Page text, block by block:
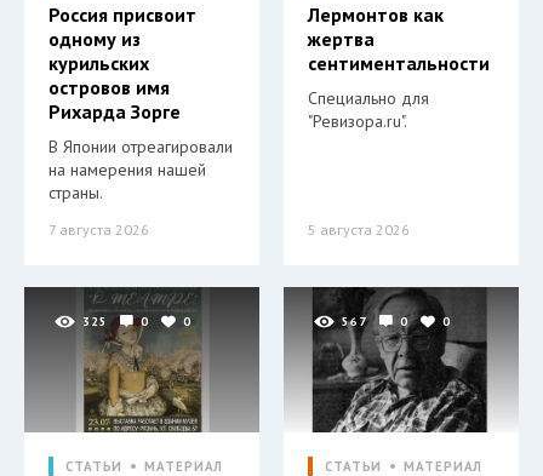
Россия присвоит
одному из
курильских
островов имя
Рихарда Зорге
В Японии отреагировали
на намерения нашей
страны.
7 августа 2026
Лермонтов как
жертва
сентиментальности
Специально для
"Ревизора.ru".
5 августа 2026
325 0 0
СТАТЬИ МАТЕРИАЛ
567 0 0
СТАТЬИ МАТЕРИАЛ